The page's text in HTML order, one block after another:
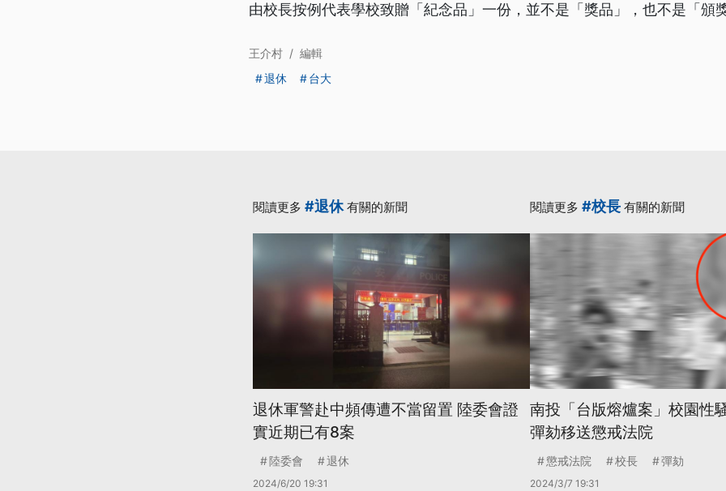
由校長按例代表學校致贈「紀念品」一份，並不是「獎品」，也不是「頒
王介村 / 編輯
退休
台大
閱讀更多 #退休有關的新聞
退休軍警赴中頻傳遭不當留置 陸委會證
實近期已有8案
陸委會 退休
2024/6/20 19:31
閱讀更多 #校長 有關的新聞
南投「台版熔爐案」校園性
彈劾移送懲戒法院
懲戒法院 校長 彈劾
2024/3/7 19:31